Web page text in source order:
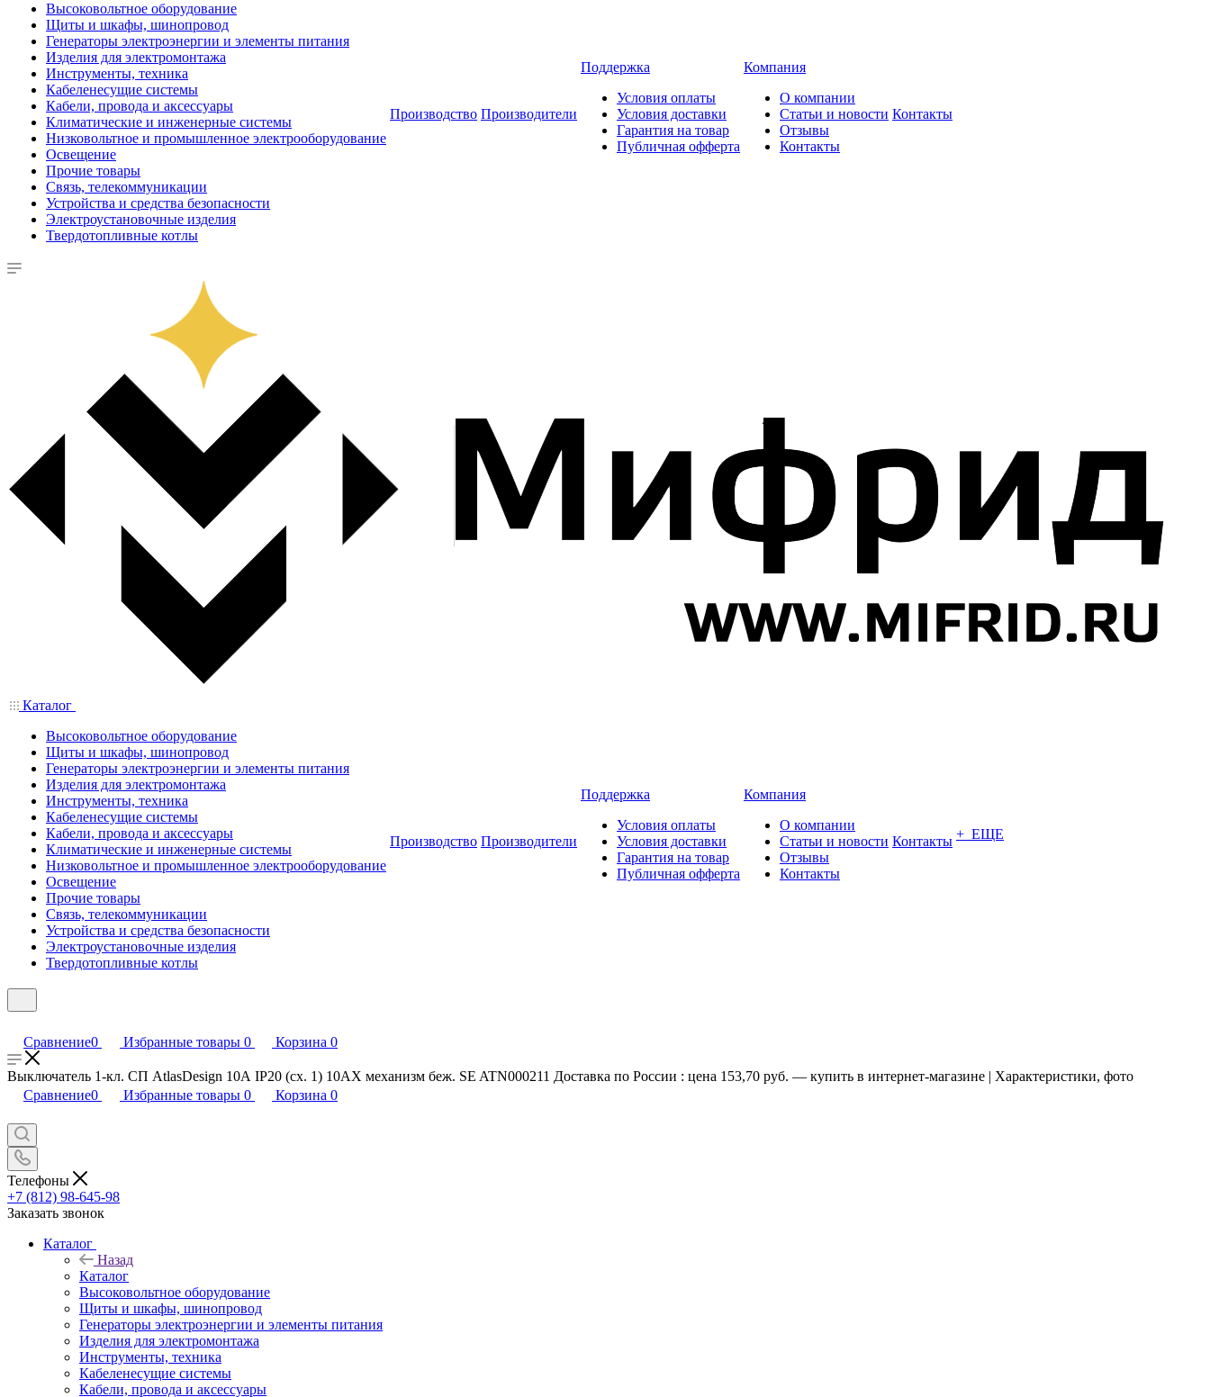
Высоковольтное оборудование
Щиты и шкафы, шинопровод
Генераторы электроэнергии и элементы питания
Изделия для электромонтажа
Инструменты, техника
Кабеленесущие системы
Кабели, провода и аксессуары
Климатические и инженерные системы
Низковольтное и промышленное электрооборудование
Освещение
Прочие товары
Связь, телекоммуникации
Устройства и средства безопасности
Электроустановочные изделия
Твердотопливные котлы
Производство Производители
Поддержка
Условия оплаты
Условия доставки
Гарантия на товар
Публичная офферта
Компания
О компании
Статьи и новости
Отзывы
Контакты
Контакты
Каталог
Высоковольтное оборудование
Щиты и шкафы, шинопровод
Генераторы электроэнергии и элементы питания
Изделия для электромонтажа
Инструменты, техника
Кабеленесущие системы
Кабели, провода и аксессуары
Климатические и инженерные системы
Низковольтное и промышленное электрооборудование
Освещение
Прочие товары
Связь, телекоммуникации
Устройства и средства безопасности
Электроустановочные изделия
Твердотопливные котлы
Производство Производители
Поддержка
Условия оплаты
Условия доставки
Гарантия на товар
Публичная офферта
Компания
О компании
Статьи и новости
Отзывы
Контакты
Контакты + ЕЩЕ
Сравнение0 Избранные товары 0 Корзина 0
Выключатель 1-кл. СП AtlasDesign 10А IP20 (сх. 1) 10AX механизм беж. SE ATN000211 Доставка по России : цена 153,70 руб. — купить в интернет-магазине | Характеристики, фото
Сравнение0 Избранные товары 0 Корзина 0
Телефоны
+7 (812) 98-645-98
Заказать звонок
Каталог
Назад
Каталог
Высоковольтное оборудование
Щиты и шкафы, шинопровод
Генераторы электроэнергии и элементы питания
Изделия для электромонтажа
Инструменты, техника
Кабеленесущие системы
Кабели, провода и аксессуары